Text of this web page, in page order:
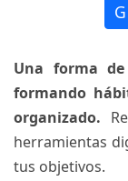
Una forma
formando
organizado.
herramientas
tus objetivos.